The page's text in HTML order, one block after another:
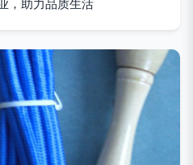
，助力品质生活